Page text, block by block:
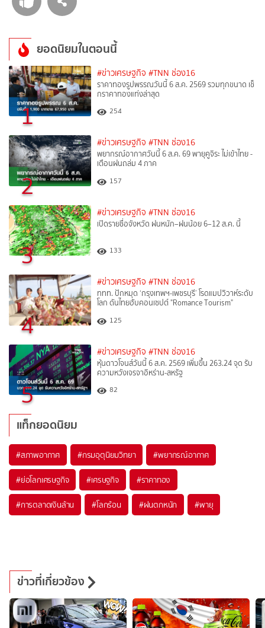
ยอดนิยมในตอนนี้
1
#ข่าวเศรษฐกิจ #TNN ช่อง16
ราคาทองรูปพรรณวันนี้ 6 ส.ค. 2569 รวมทุกขนาด เช็
กราคาทองแท่งล่าสุด
254
2
#ข่าวเศรษฐกิจ #TNN ช่อง16
พยากรณ์อากาศวันนี้ 6 ส.ค. 69 พายุคูจิระ ไม่เข้าไทย -
เตือนฝนถล่ม 4 ภาค
157
3
#ข่าวเศรษฐกิจ #TNN ช่อง16
เปิดรายชื่อจังหวัด ฝนหนัก–ฝนน้อย 6–12 ส.ค. นี้
133
4
#ข่าวเศรษฐกิจ #TNN ช่อง16
ททท. ปักหมุด ‘กรุงเทพฯ-เพชรบุรี’ โรดแมปวิวาห์ระดับ
โลก ดันไทยฮับคอนเซปต์ "Romance Tourism"
125
5
#ข่าวเศรษฐกิจ #TNN ช่อง16
หุ้นดาวโจนส์วันนี้ 6 ส.ค. 2569 เพิ่มขึ้น 263.24 จุด รับ
ความหวังเจรจาอิหร่าน-สหรัฐ
82
แท็กยอดนิยม
#สภาพอากาศ #กรมอุตุนิยมวิทยา #พยากรณ์อากาศ
#ย่อโลกเศรษฐกิจ #เศรษฐกิจ #ราคาทอง
#การตลาดเงินล้าน #โลกร้อน #ฝนตกหนัก #พายุ
ข่าวที่เกี่ยวข้อง